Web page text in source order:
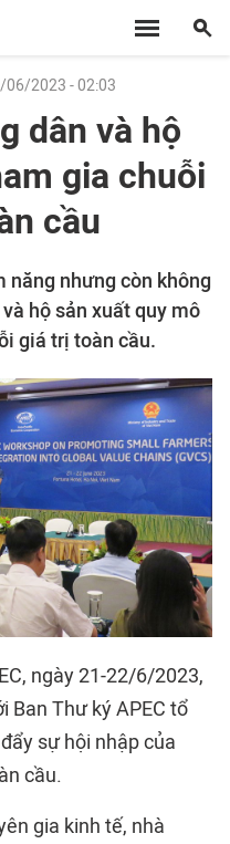
06/2023 - 02:03
dân và hộ
gia chuỗi
cầu
năng nhưng còn không
hộ sản xuất quy mô
giá trị toàn cầu.
ngày 21-22/6/2023,
Ban Thư ký APEC tổ
sự hội nhập của
cầu.
gia kinh tế, nhà